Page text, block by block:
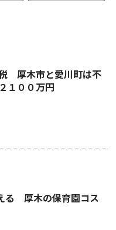
厚木市と愛川町は不
１００万円
る 厚木の保育園コス